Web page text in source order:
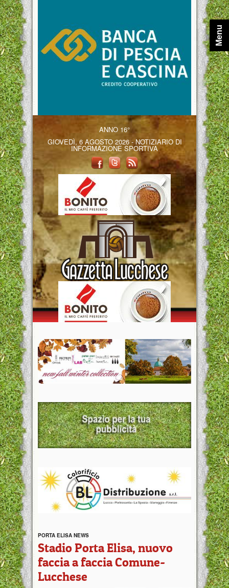
ANNO 16°
GIOVEDÌ, 6 AGOSTO 2026 - NOTIZIARIO DI
INFORMAZIONE SPORTIVA
PORTA ELISA NEWS
Stadio Porta Elisa, nuovo
faccia a faccia Comune-
Lucchese
Menu